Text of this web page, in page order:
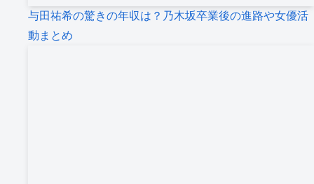
与田祐希の驚きの年収は？乃木坂卒業後の進路や女優活
動まとめ